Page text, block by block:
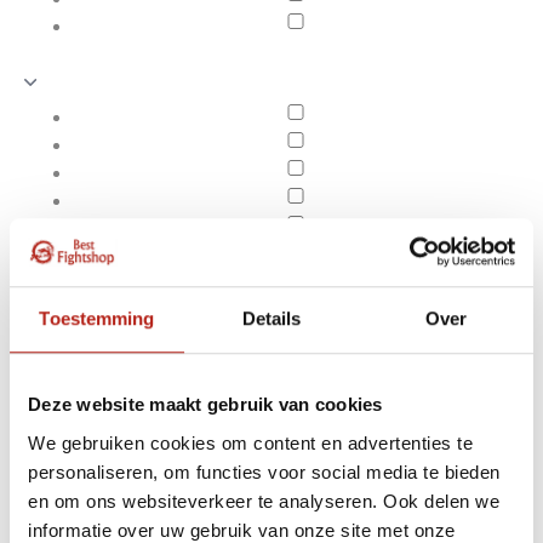
Toestemming Details Over
Deze website maakt gebruik van cookies
We gebruiken cookies om content en advertenties te
personaliseren, om functies voor social media te bieden
en om ons websiteverkeer te analyseren. Ook delen we
informatie over uw gebruik van onze site met onze
Apply filters
Producten getagd met
afstelbaar in hoogte